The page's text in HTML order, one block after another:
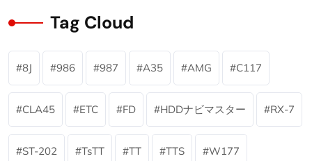
Tag Cloud
8J 986 987 A35 AMG C117
CLA45 ETC FD HDDナビマスター RX-7
ST-202 TsTT TT TTS W177